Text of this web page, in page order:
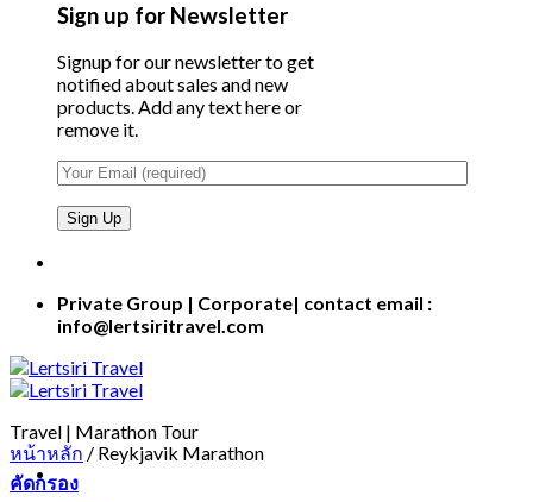
Sign up for Newsletter
Signup for our newsletter to get
notified about sales and new
products. Add any text here or
remove it.
Private Group | Corporate| contact email :
info@lertsiritravel.com
Travel | Marathon Tour
หน้าหลัก / Reykjavik Marathon
คัดกรอง